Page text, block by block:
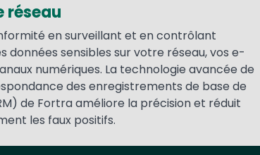
réseau
en surveillant et en contrôlant
données sensibles sur votre réseau, vos e-
numériques. La technologie avancée de
des enregistrements de base de
de Fortra améliore la précision et réduit
les faux positifs.